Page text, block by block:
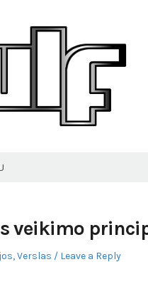
veikimo
,Verslas Leave a Reply